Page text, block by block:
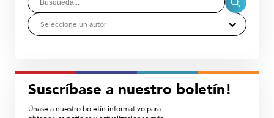
Seleccione un autor
Suscríbase a nuestro boletín!
Únase a nuestro boletín informativo para